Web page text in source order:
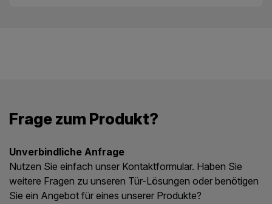
Frage zum Produkt?
Unverbindliche Anfrage
Nutzen Sie einfach unser Kontaktformular. Haben Sie
weitere Fragen zu unseren Tür-Lösungen oder benötigen
Sie ein Angebot für eines unserer Produkte?